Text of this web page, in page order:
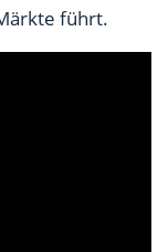
führt.